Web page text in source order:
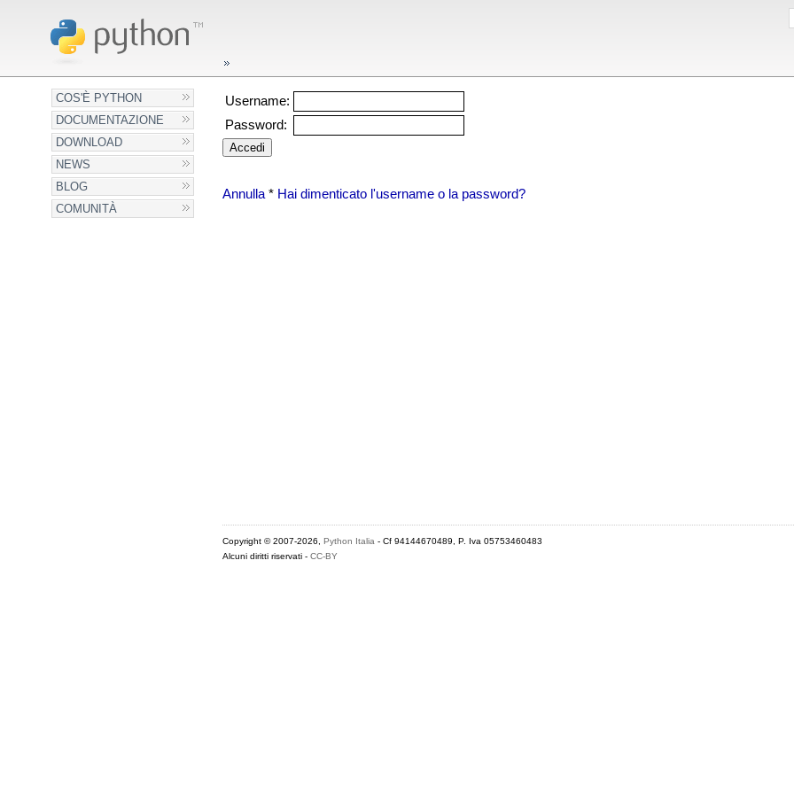
COS'È PYTHON
DOCUMENTAZIONE
DOWNLOAD
NEWS
BLOG
COMUNITÀ
Username:
Password:
Annulla* Hai dimenticato l'username o la password?
Copyright © 2007-2026, Python Italia - Cf 94144670489, P. Iva 05753460483
Alcuni diritti riservati - CC-BY